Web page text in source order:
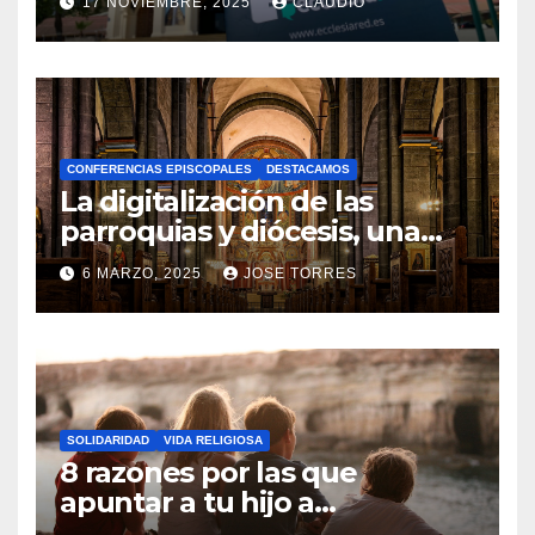
gracias a Ecclesiared
N
O
H
A
Y
C
O
M
N
T
A
R
I
CONFERENCIAS EPISCOPALES DESTACAMOS
La digitalización de las
parroquias y diócesis, una
realidad ya para el futuro de
la Iglesia
6 MARZO, 2025 JOSE TORRES
N
O
H
A
Y
SOLIDARIDAD VIDA RELIGIOSA
8 razones por las que
apuntar a tu hijo a